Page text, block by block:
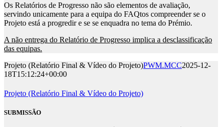
Os Relatórios de Progresso não são elementos de avaliação,
servindo unicamente para a equipa do FAQtos compreender se o
Projeto está a progredir e se se enquadra no tema do Prémio.
A não entrega do Relatório de Progresso implica a desclassificação
das equipas.
Projeto (Relatório Final & Vídeo do Projeto)PWM.MCC2025-12-
18T15:12:24+00:00
Projeto (Relatório Final & Vídeo do Projeto)
SUBMISSÃO